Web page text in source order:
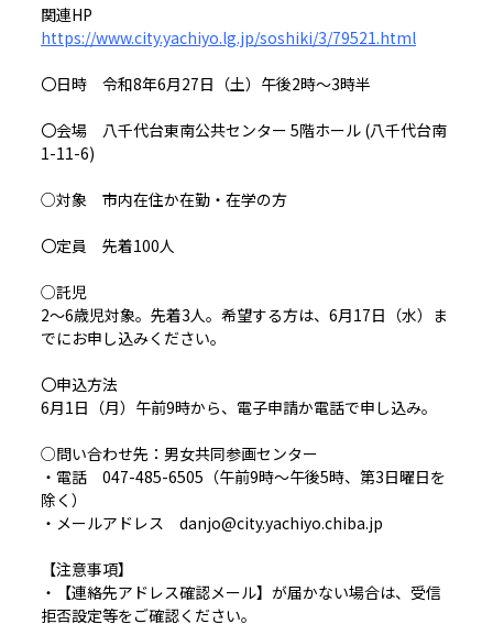
関連HP
https://www.city.yachiyo.lg.jp/soshiki/3/79521.html
〇日時 令和8年6月27日（土）午後2時～3時半
〇会場 八千代台東南公共センター 5階ホール (八千代台南
1-11-6)
○対象 市内在住か在勤・在学の方
〇定員 先着100人
○託児
2～6歳児対象。先着3人。希望する方は、6月17日（水）ま
でにお申し込みください。
〇申込方法
6月1日（月）午前9時から、電子申請か電話で申し込み。
○問い合わせ先：男女共同参画センター
・電話 047-485-6505（午前9時～午後5時、第3日曜日を
除く）
・メールアドレス danjo@city.yachiyo.chiba.jp
【注意事項】
・【連絡先アドレス確認メール】が届かない場合は、受信
拒否設定等をご確認ください。